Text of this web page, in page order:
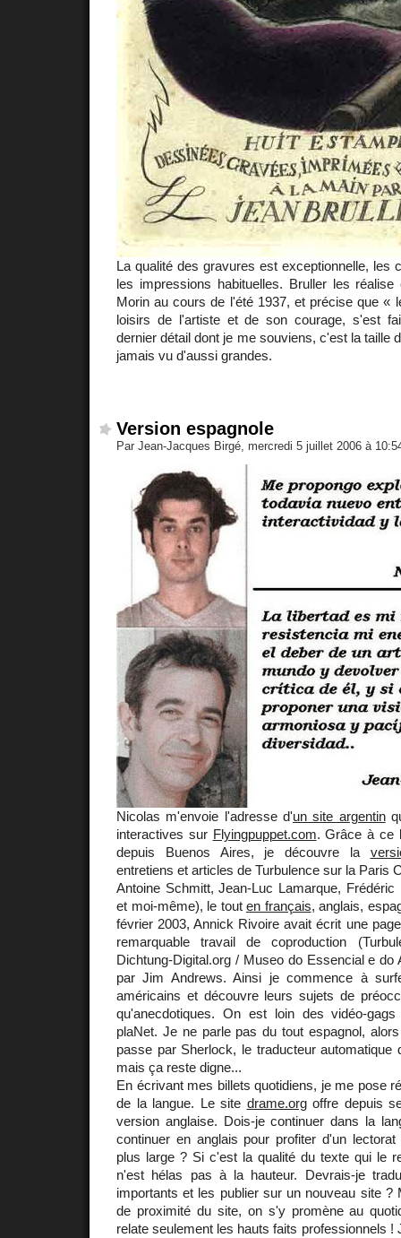
La qualité des gravures est exceptionnelle, les
les impressions habituelles. Bruller les
Morin au cours de l'été 1937, et précise que «
loisirs de l'artiste et de son courage, s'est
dernier détail dont je me souviens, c'est la taille
jamais vu d'aussi grandes.
Version espagnole
Par Jean-Jacques Birgé, mercredi 5 juillet 2006 à
Nicolas m'envoie l'adresse d'un site argentin
interactives sur Flyingpuppet.com. Grâce à ce
depuis Buenos Aires, je découvre la
entretiens et articles de Turbulence sur la Paris
Antoine Schmitt, Jean-Luc Lamarque,
et moi-même), le tout en français, anglais,
février 2003, Annick Rivoire avait écrit une
remarquable travail de coproduction
Dichtung-Digital.org / Museo do Essencial e do
par Jim Andrews. Ainsi je commence à
américains et découvre leurs sujets de
qu'anecdotiques. On est loin des vidéo-
plaNet. Je ne parle pas du tout espagnol,
passe par Sherlock, le traducteur
mais ça reste digne...
En écrivant mes billets quotidiens, je me pose
de la langue. Le site drame.orgoffre depuis
version anglaise. Dois-je continuer dans la
continuer en anglais pour profiter d'un lectorat
plus large ? Si c'est la qualité du texte qui le
n'est hélas pas à la hauteur. Devrais-je
importants et les publier sur un nouveau site ?
de proximité du site, on s'y promène au
relate seulement les hauts faits professionnels !